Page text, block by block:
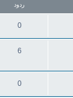
ردود
0
6
0